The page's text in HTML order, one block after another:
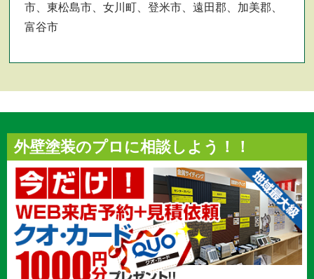
市、東松島市、女川町、登米市、遠田郡、加美郡、
富谷市
外壁塗装のプロに相談しよう！！